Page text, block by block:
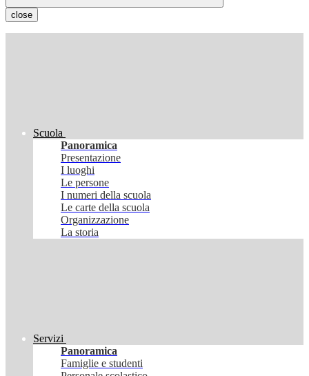
close
Scuola
Panoramica
Presentazione
I luoghi
Le persone
I numeri della scuola
Le carte della scuola
Organizzazione
La storia
Servizi
Panoramica
Famiglie e studenti